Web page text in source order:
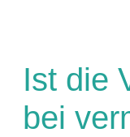
Ist die
bei